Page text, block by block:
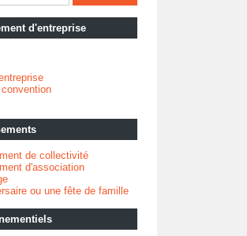
d'entreprise
de collectivité
d'association
ou une fête de famille